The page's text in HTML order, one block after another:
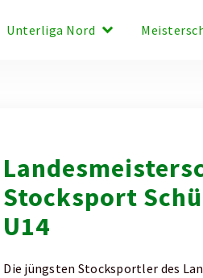
Unterliga Nord keyboard_arrow_down
Stocksport
U14
Die jüngsten Stocksportler des